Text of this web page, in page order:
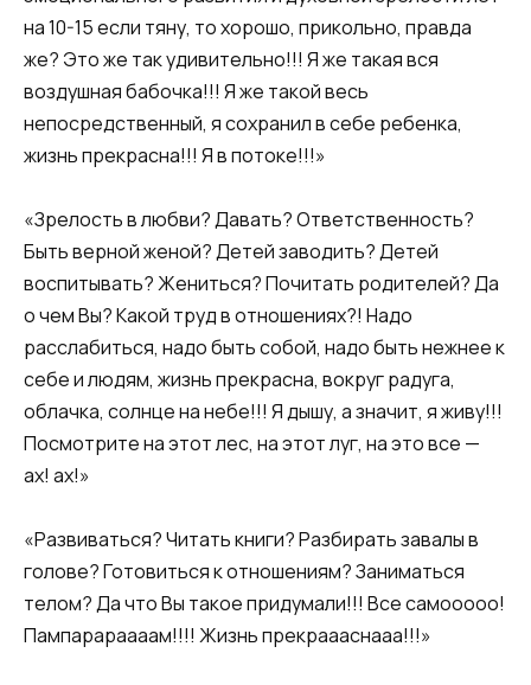
на 10-15 если тяну, то хорошо, прикольно, правда
же? Это же так удивительно!!! Я же такая вся
воздушная бабочка!!! Я же такой весь
непосредственный, я сохранил в себе ребенка,
жизнь прекрасна!!! Я в потоке!!!»
«Зрелость в любви? Давать? Ответственность?
Быть верной женой? Детей заводить? Детей
воспитывать? Жениться? Почитать родителей? Да
о чем Вы? Какой труд в отношениях?! Надо
расслабиться, надо быть собой, надо быть нежнее к
себе и людям, жизнь прекрасна, вокруг радуга,
облачка, солнце на небе!!! Я дышу, а значит, я живу!!!
Посмотрите на этот лес, на этот луг, на это все —
ах! ах!»
«Развиваться? Читать книги? Разбирать завалы в
голове? Готовиться к отношениям? Заниматься
телом? Да что Вы такое придумали!!! Все самооооо!
Пампарараааам!!!! Жизнь прекраааснааа!!!»